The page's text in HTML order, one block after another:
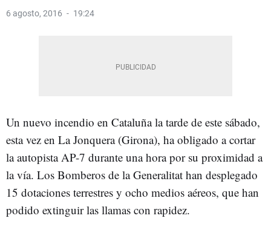
6 agosto, 2016 19:24
Un nuevo incendio en Cataluña la tarde de este sábado,
esta vez en La Jonquera (Girona), ha obligado a cortar
la autopista AP-7 durante una hora por su proximidad a
la vía. Los Bomberos de la Generalitat han desplegado
15 dotaciones terrestres y ocho medios aéreos, que han
podido extinguir las llamas con rapidez.